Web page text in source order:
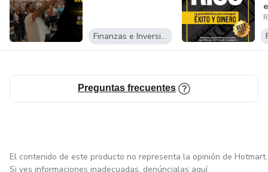
Finanzas e Inversiones
Preguntas frecuentes
El contenido de este producto no representa la opinión de Hotmart.
Si ves informaciones inadecuadas, denúncialas aquí